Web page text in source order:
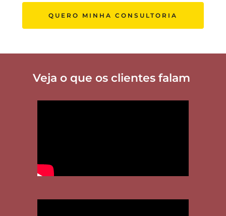
QUERO MINHA CONSULTORIA
Veja o que os clientes falam